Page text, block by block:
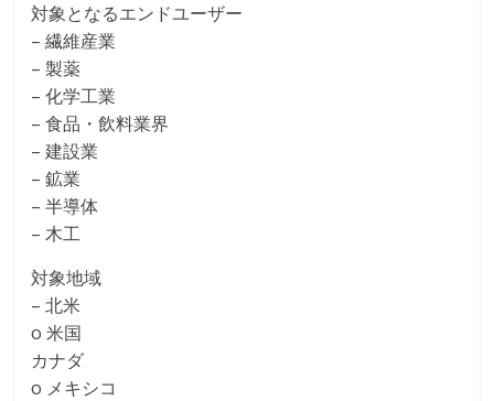
対象となるエンドユーザー
– 繊維産業
– 製薬
– 化学工業
– 食品・飲料業界
– 建設業
– 鉱業
– 半導体
– 木工
対象地域
– 北米
o 米国
カナダ
o メキシコ